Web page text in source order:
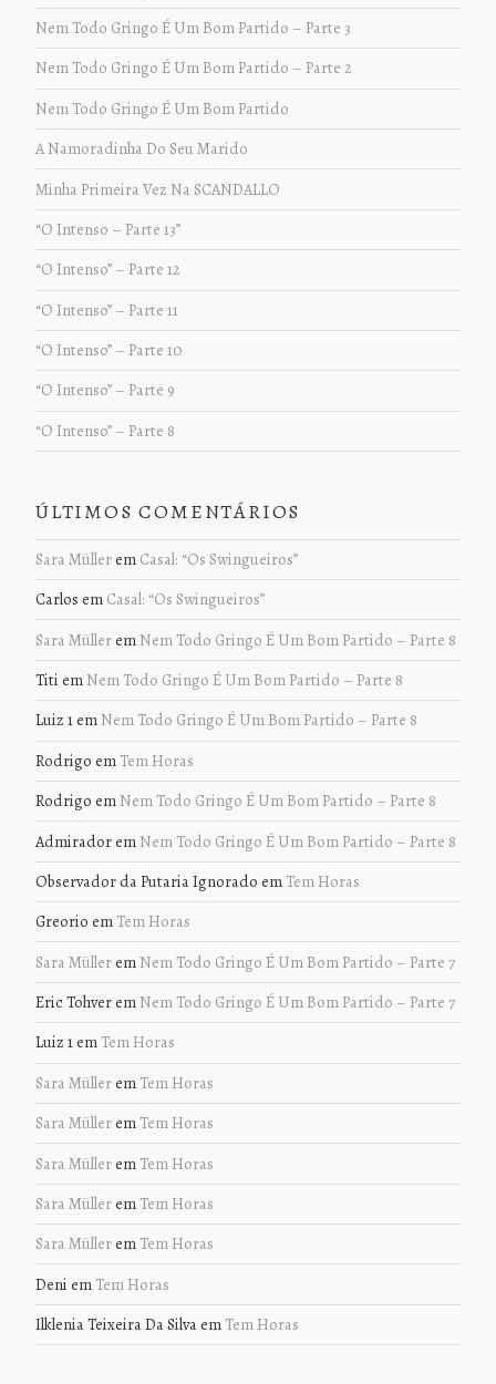
Nem Todo Gringo É Um Bom Partido – Parte 3
Nem Todo Gringo É Um Bom Partido – Parte 2
Nem Todo Gringo É Um Bom Partido
A Namoradinha Do Seu Marido
Minha Primeira Vez Na SCANDALLO
“O Intenso – Parte 13”
“O Intenso” – Parte 12
“O Intenso” – Parte 11
“O Intenso” – Parte 10
“O Intenso” – Parte 9
“O Intenso” – Parte 8
ÚLTIMOS COMENTÁRIOS
Sara Müllerem Casal: “Os Swingueiros”
Carlos em Casal: “Os Swingueiros”
Sara Müllerem Nem Todo Gringo É Um Bom Partido – Parte 8
Titi em Nem Todo Gringo É Um Bom Partido – Parte 8
Luiz 1em Nem Todo Gringo É Um Bom Partido – Parte 8
Rodrigo em Tem Horas
Rodrigo em Nem Todo Gringo É Um Bom Partido – Parte 8
Admiradorem Nem Todo Gringo É Um Bom Partido – Parte 8
Observador da Putaria Ignorado em Tem Horas
Greorio em Tem Horas
Sara Müllerem Nem Todo Gringo É Um Bom Partido – Parte 7
Eric Tohverem Nem Todo Gringo É Um Bom Partido – Parte 7
Luiz 1em Tem Horas
Sara Müllerem Tem Horas
Sara Müllerem Tem Horas
Sara Müllerem Tem Horas
Sara Müllerem Tem Horas
Sara Müllerem Tem Horas
Deni em Tem Horas
Ilklenia Teixeira Da Silvaem Tem Horas